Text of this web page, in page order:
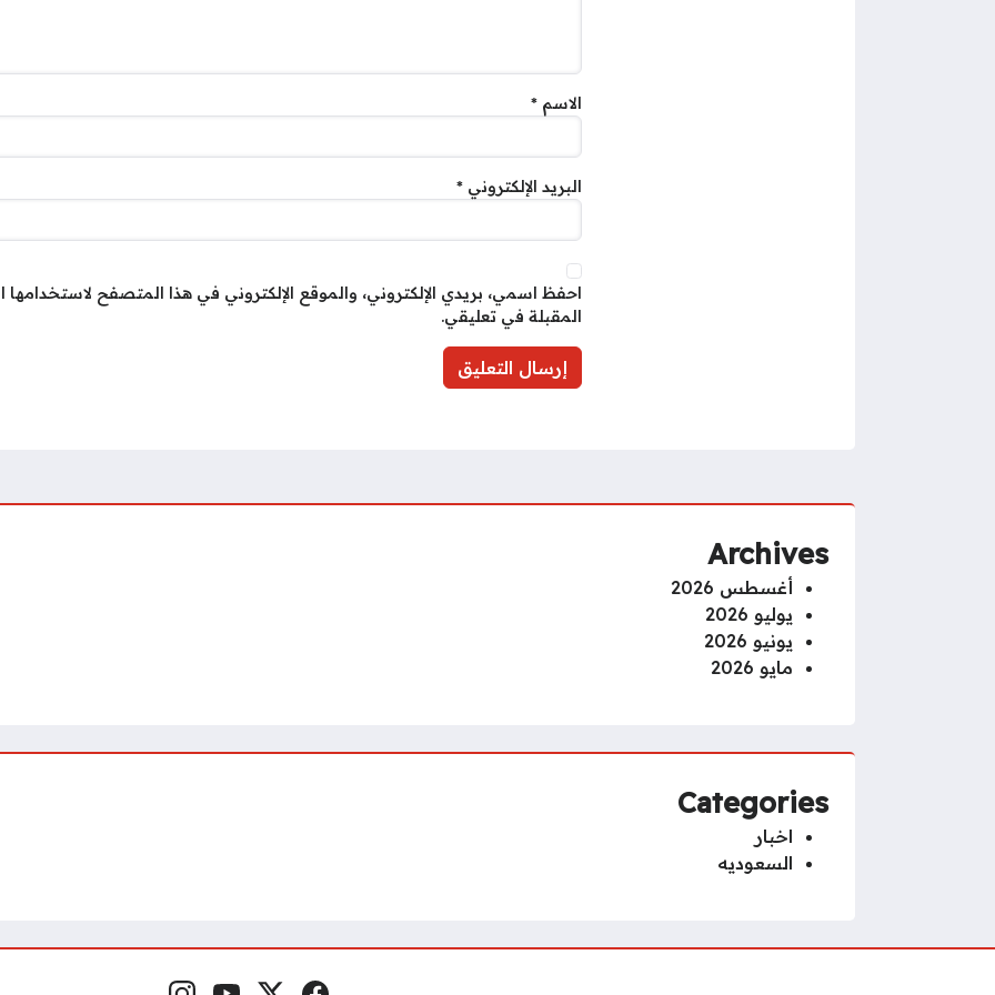
الاسم *
البريد الإلكتروني *
احفظ اسمي، بريدي الإلكتروني، والموقع الإلكتروني في هذا المتصفح لاستخدامها
المقبلة في تعليقي.
Archives
أغسطس 2026
يوليو 2026
يونيو 2026
مايو 2026
Categories
اخبار
السعوديه